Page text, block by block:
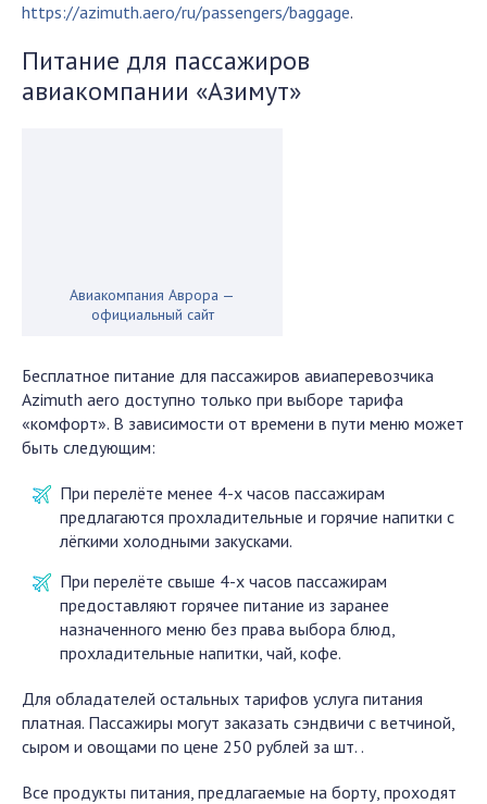
https://azimuth.aero/ru/passengers/baggage.
Питание для пассажиров
авиакомпании «Азимут»
Авиакомпания Аврора —
официальный сайт
Бесплатное питание для пассажиров авиаперевозчика
Azimuth aero доступно только при выборе тарифа
«комфорт». В зависимости от времени в пути меню может
быть следующим:
При перелёте менее 4-х часов пассажирам
предлагаются прохладительные и горячие напитки с
лёгкими холодными закусками.
При перелёте свыше 4-х часов пассажирам
предоставляют горячее питание из заранее
назначенного меню без права выбора блюд,
прохладительные напитки, чай, кофе.
Для обладателей остальных тарифов услуга питания
платная. Пассажиры могут заказать сэндвичи с ветчиной,
сыром и овощами по цене 250 рублей за шт. .
Все продукты питания, предлагаемые на борту, проходят